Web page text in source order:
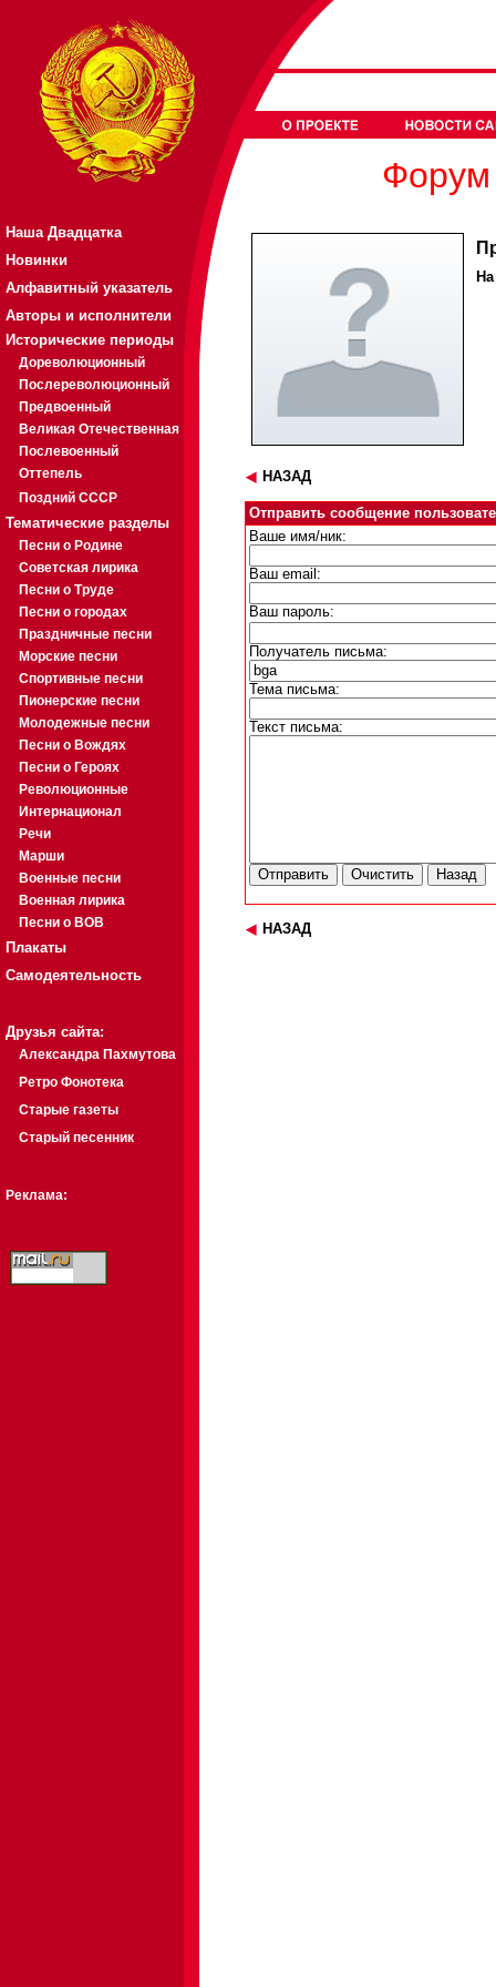
Наша Двадцатка
Новинки
Алфавитный указатель
Авторы и исполнители
Исторические периоды
Дореволюционный
Послереволюционный
Предвоенный
Великая Отечественная
Послевоенный
Оттепель
Поздний СССР
Тематические разделы
Песни о Родине
Советская лирика
Песни о Труде
Песни о городах
Праздничные песни
Морские песни
Спортивные песни
Пионерские песни
Молодежные песни
Песни о Вождях
Песни о Героях
Революционные
Интернационал
Речи
Марши
Военные песни
Военная лирика
Песни о ВОВ
Плакаты
Самодеятельность
Друзья сайта:
Александра Пахмутова
Ретро Фонотека
Старые газеты
Старый песенник
Реклама:
Форум
НАЗАД
Отправить сообщение
Ваше имя/ник:
Ваш email:
Ваш пароль:
Получатель письма:
Тема письма:
Текст письма:
НАЗАД